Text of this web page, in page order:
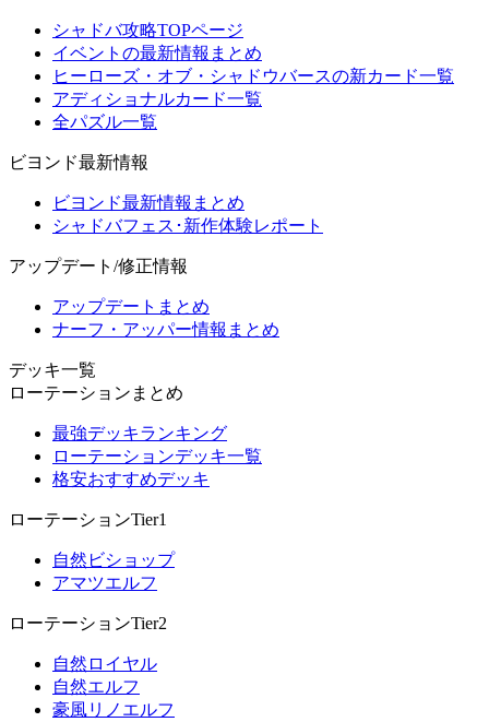
シャドバ攻略TOPページ
イベントの最新情報まとめ
ヒーローズ・オブ・シャドウバースの新カード一覧
アディショナルカード一覧
全パズル一覧
ビヨンド最新情報
ビヨンド最新情報まとめ
シャドバフェス･新作体験レポート
アップデート/修正情報
アップデートまとめ
ナーフ・アッパー情報まとめ
デッキ一覧
ローテーションまとめ
最強デッキランキング
ローテーションデッキ一覧
格安おすすめデッキ
ローテーションTier1
自然ビショップ
アマツエルフ
ローテーションTier2
自然ロイヤル
自然エルフ
豪風リノエルフ